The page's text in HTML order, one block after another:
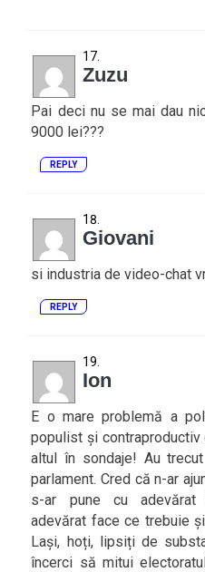
Zuzu
Pai deci nu se mai dau
9000 lei???
REPLY
Giovani
si industria de video-chat
REPLY
Ion
E o mare problemă a
populist și contraproductiv
altul în sondaje! Au
parlament. Cred că n-ar
s-ar pune cu adevărat
adevărat face ce trebuie
Lași, hoți, lipsiți de
încerci să mitui